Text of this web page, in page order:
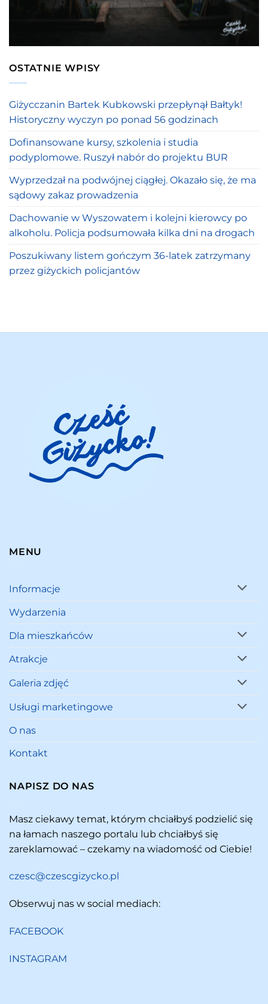
OSTATNIE WPISY
Giżycczanin Bartek Kubkowski przepłynął Bałtyk!
Historyczny wyczyn po ponad 56 godzinach
Dofinansowane kursy, szkolenia i studia
podyplomowe. Ruszył nabór do projektu BUR
Wyprzedzał na podwójnej ciągłej. Okazało się, że ma
sądowy zakaz prowadzenia
Dachowanie w Wyszowatem i kolejni kierowcy po
alkoholu. Policja podsumowała kilka dni na drogach
Poszukiwany listem gończym 36-latek zatrzymany
przez giżyckich policjantów
MENU
Informacje
Wydarzenia
Dla mieszkańców
Atrakcje
Galeria zdjęć
Usługi marketingowe
O nas
Kontakt
NAPISZ DO NAS
Masz ciekawy temat, którym chciałbyś podzielić się
na łamach naszego portalu lub chciałbyś się
zareklamować – czekamy na wiadomość od Ciebie!
czesc@czescgizycko.pl
Obserwuj nas w social mediach:
FACEBOOK
INSTAGRAM